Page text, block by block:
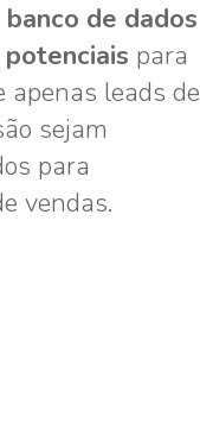
de dados
para
apenas leads de
sejam
para
vendas.